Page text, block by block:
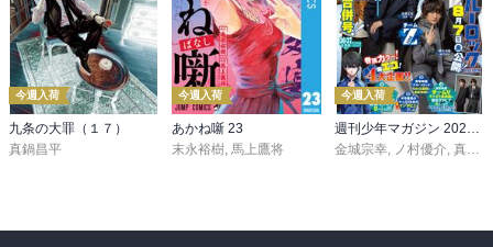
今週入荷
九条の大罪（１７）
真鍋昌平
今週入荷
あかね噺 23
末永裕樹, 馬上鷹将
今週入荷
週刊少年マガジン 2026年36・37号[2026年8月5日発売]
金城宗幸, ノ村優介, 真島ヒロ